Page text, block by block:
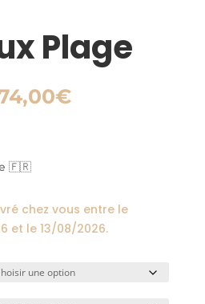
Plage
€Plage
🇫🇷
chez vous entre le
et le13/08/2026.